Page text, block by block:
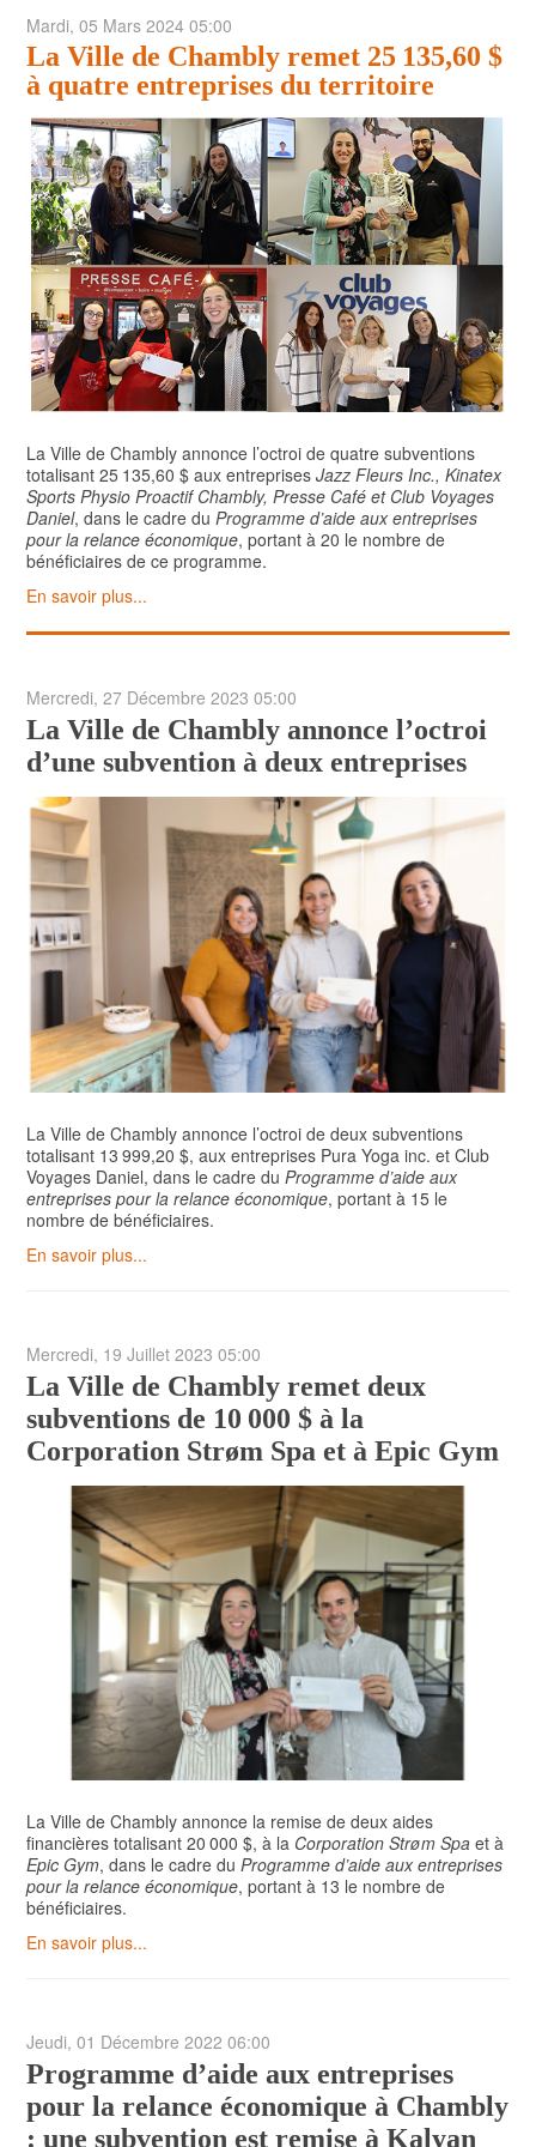
POLITIQUE
ARTS ET SPECTACLES
ENVIRONNEMENT
ÉCONOMIE
ÉDUCATION
Mardi, 05 Mars 2024 05:00
La Ville de Chambly remet 25 135,60 $
à quatre entreprises du territoire
La Ville de Chambly annonce l’octroi de quatre subventions
totalisant 25 135,60 $ aux entreprises Jazz Fleurs Inc., Kinatex
Sports Physio Proactif Chambly, Presse Café et Club Voyages
Daniel, dans le cadre du Programme d’aide aux entreprises
pour la relance économique, portant à 20 le nombre de
bénéficiaires de ce programme.
En savoir plus...
Mercredi, 27 Décembre 2023 05:00
La Ville de Chambly annonce l’octroi
d’une subvention à deux entreprises
La Ville de Chambly annonce l’octroi de deux subventions
totalisant 13 999,20 $, aux entreprises Pura Yoga inc. et Club
Voyages Daniel, dans le cadre du Programme d’aide aux
entreprises pour la relance économique, portant à 15 le
nombre de bénéficiaires.
En savoir plus...
Mercredi, 19 Juillet 2023 05:00
La Ville de Chambly remet deux
subventions de 10 000 $ à la
Corporation Strøm Spa et à Epic Gym
La Ville de Chambly annonce la remise de deux aides
financières totalisant 20 000 $, à la Corporation Strøm Spa et à
Epic Gym, dans le cadre du Programme d’aide aux entreprises
pour la relance économique, portant à 13 le nombre de
bénéficiaires.
En savoir plus...
Jeudi, 01 Décembre 2022 06:00
Programme d’aide aux entreprises
pour la relance économique à Chambly
: une subvention est remise à Kalyan